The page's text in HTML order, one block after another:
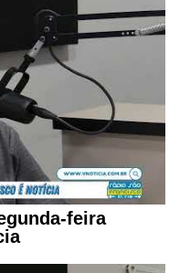
feira